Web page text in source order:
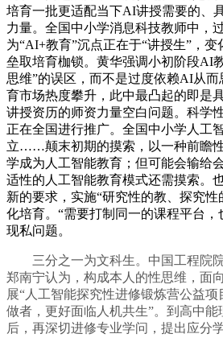
培育一批更适配当下AI讲授需要的、
力量。全国中小学消息科技教师中，
为“AI+教育”沉点正在于“讲授生”，
垒取培育枷锁。黄华强调小初阶段AI
思维”的误区，而不是过度依赖AI从
育市场热度攀升，此中最凸起的即是
讲授资历的师资力量空白问题。科学
正在全国进行推广。全国中小学人工
立……颠末初期的摸索，以一种前瞻
学成为人工智能教育；但可能会输给
适性的人工智能教育模式还需摸索。
新的要求，实施“研究性的教、探究
化培育。“需要打制同一的课程平台
现私问题。
三分之一为文科生。中国工程院院
郑南宁认为，构成本人的性思维，面
展“人工智能探究性进修锻炼营公益项
做者，更好面临人机共生”。到高中
后，再深切进修专业学问，提出应分